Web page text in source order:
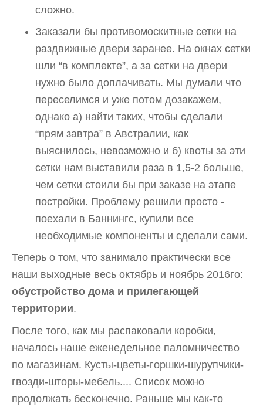
сложно.
Заказали бы противомоскитные сетки на
раздвижные двери заранее. На окнах сетки
шли “в комплекте”, а за сетки на двери
нужно было доплачивать. Мы думали что
переселимся и уже потом дозакажем,
однако а) найти таких, чтобы сделали
“прям завтра” в Австралии, как
выяснилось, невозможно и б) квоты за эти
сетки нам выставили раза в 1,5-2 больше,
чем сетки стоили бы при заказе на этапе
постройки. Проблему решили просто -
поехали в Баннингс, купили все
необходимые компоненты и сделали сами.
Теперь о том, что занимало практически все
наши выходные весь октябрь и ноябрь 2016го:
обустройство дома и прилегающей
территории.
После того, как мы распаковали коробки,
началось наше еженедельное паломничество
по магазинам. Кусты-цветы-горшки-шурупчики-
гвозди-шторы-мебель.... Список можно
продолжать бесконечно. Раньше мы как-то